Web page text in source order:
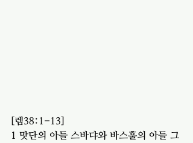
[렘38:1-13]
1 맛단의 아들 스바댜와 바스훌의 아들 그